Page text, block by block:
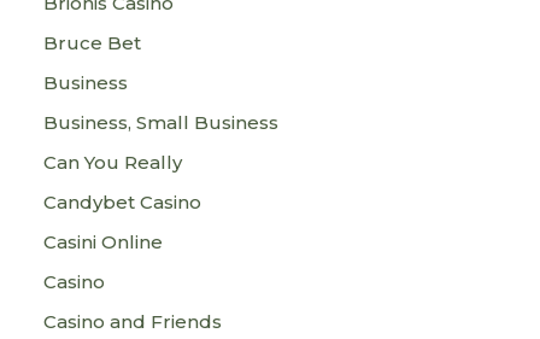
Bruce Bet
Business
Business, Small Business
Can You Really
Candybet Casino
Casini Online
Casino
Casino and Friends